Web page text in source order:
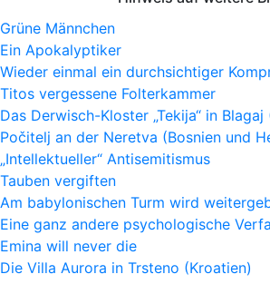
Grüne Männchen
Ein Apokalyptiker
Wieder einmal ein durchsichtiger
Titos vergessene Folterkammer
Das Derwisch-Kloster „Tekija“ in
Počitelj an der Neretva (Bosnien und
„Intellektueller“ Antisemitismus
Tauben vergiften
Am babylonischen Turm wird
Eine ganz andere psychologische
Emina will never die
Die Villa Aurora in Trsteno (Kroatien)